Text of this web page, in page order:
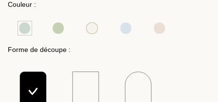
Couleur :
Forme de découpe :